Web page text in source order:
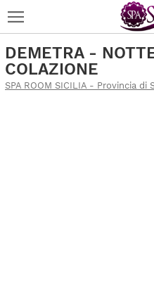
DEMETRA -
COLAZIONE
SPA ROOM SICILIA - Provincia di